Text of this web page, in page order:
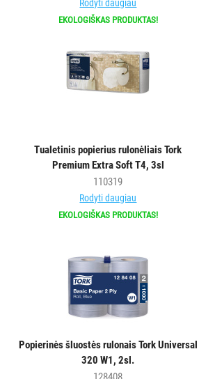
Rodyti daugiau
EKOLOGIŠKAS PRODUKTAS!
Tualetinis popierius rulonėliais Tork
Premium Extra Soft T4, 3sl
110319
Rodyti daugiau
EKOLOGIŠKAS PRODUKTAS!
Popierinės šluostės rulonais Tork Universal
320 W1, 2sl.